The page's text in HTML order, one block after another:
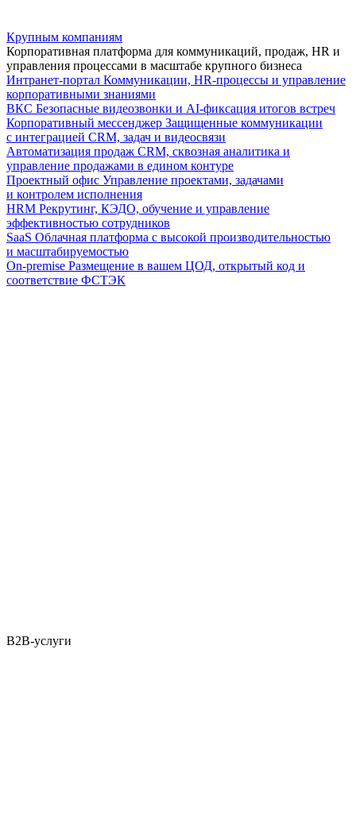
Крупным компаниям
Корпоративная платформа для коммуникаций, продаж, HR и
управления процессами в масштабе крупного бизнеса
Интранет-портал Коммуникации, HR-процессы и управление
корпоративными знаниями
ВКС Безопасные видеозвонки и AI-фиксация итогов встреч
Корпоративный мессенджер Защищенные коммуникации
с интеграцией CRM, задач и видеосвязи
Автоматизация продаж CRM, сквозная аналитика и
управление продажами в едином контуре
Проектный офис Управление проектами, задачами
и контролем исполнения
HRM Рекрутинг, КЭДО, обучение и управление
эффективностью сотрудников
SaaS Облачная платформа с высокой производительностью
и масштабируемостью
On-premise Размещение в вашем ЦОД, открытый код и
соответствие ФСТЭК
B2B-услуги